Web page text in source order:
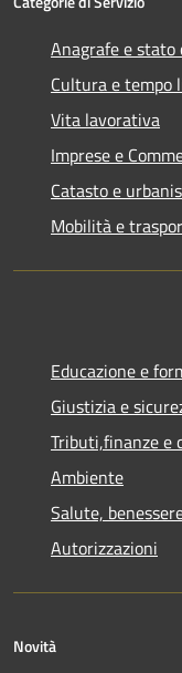
Anagrafe e stato
Cultura e tempo
Vita lavorativa
Imprese e
Catasto e
Mobilità e
Educazione e
Giustizia e
Tributi,finanze e
Ambiente
Salute,
Autorizzazioni
Novità